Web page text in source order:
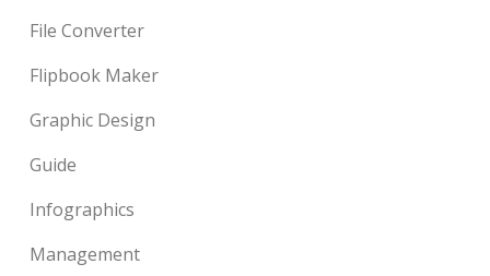
File Converter
Flipbook Maker
Graphic Design
Guide
Infographics
Management